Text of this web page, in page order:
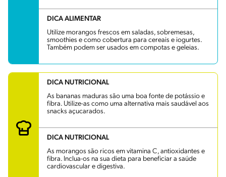
DICA ALIMENTAR
Utilize morangos frescos em saladas, sobremesas,
smoothies e como cobertura para cereais e iogurtes.
Também podem ser usados em compotas e geleias.
DICA NUTRICIONAL
As bananas maduras são uma boa fonte de potássio e
fibra. Utilize-as como uma alternativa mais saudável aos
snacks açucarados.
DICA NUTRICIONAL
As morangos são ricos em vitamina C, antioxidantes e
fibra. Inclua-os na sua dieta para beneficiar a saúde
cardiovascular e digestiva.